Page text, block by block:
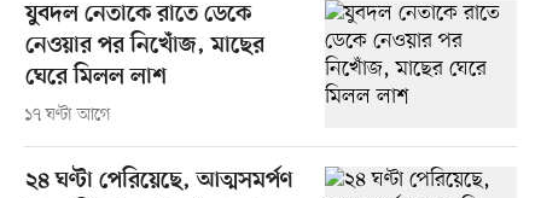
যুবদল নেতাকে রাতে ডেকে
নেওয়ার পর নিখোঁজ, মাছের
ঘেরে মিলল লাশ
১৭ ঘণ্টা আগে
২৪ ঘণ্টা পেরিয়েছে, আত্মসমর্পণ